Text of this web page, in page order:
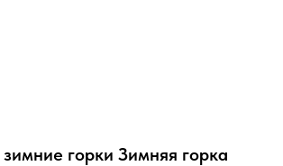
горки Зимняя горка